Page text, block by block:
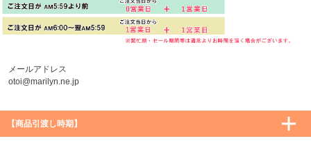
メールアドレス
otoi@marilyn.ne.jp
【商品引渡し時期】